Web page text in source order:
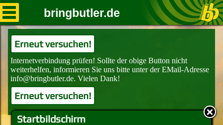
Startbildschirm
bringbutler.de
Erneut versuchen!
Erneut versuchen!